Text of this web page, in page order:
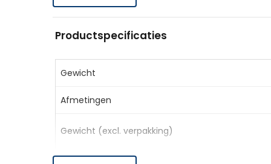
Flexibel zwanenhalsontwerp:
Productspecificaties
Kleur:Zwart
Materiaal:
Stroomkabel:
Helderheid: 10%/40%/70%/100%
Productspecificaties
Gewicht
Afmetingen
Gewicht (excl. verpakking)